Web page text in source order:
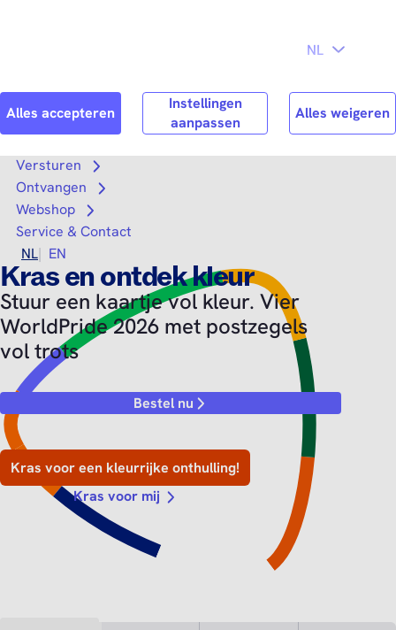
Search Zoek
Versturen
Open submenu
Ontvangen
Open submenu
Webshop
Open submenu
Service & Contact
NL
EN
Kras en ontdek kleur
Stuur een kaartje vol kleur. Vier
WorldPride 2026 met postzegels
vol trots
Bestel nu
Kras voor een kleurrijke onthulling!
Kras voor mij